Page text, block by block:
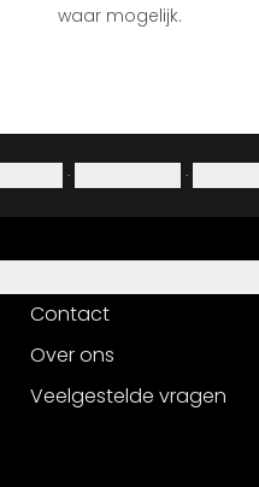
waar mogelijk.
· ·
Contact
Over ons
Veelgestelde vragen